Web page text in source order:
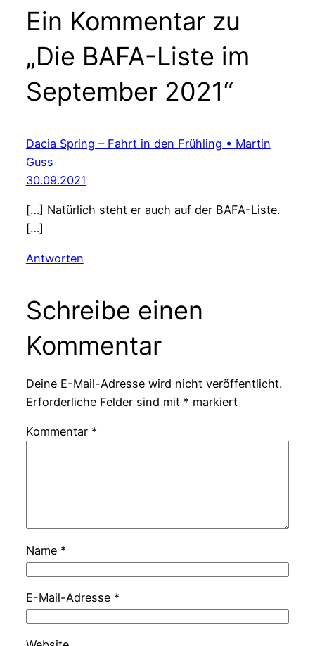
Ein Kommentar zu
„Die BAFA-Liste im
September 2021“
Dacia Spring – Fahrt in den Frühling • Martin
Guss
30.09.2021
[…] Natürlich steht er auch auf der BAFA-Liste.
[…]
Antworten
Schreibe einen
Kommentar
Deine E-Mail-Adresse wird nicht veröffentlicht.
Erforderliche Felder sind mit * markiert
Kommentar *
Name *
E-Mail-Adresse *